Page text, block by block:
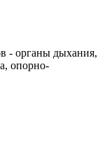
- органы дыхания,
опорно-